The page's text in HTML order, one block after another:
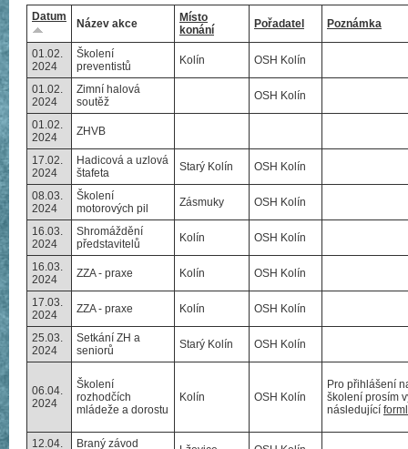
Datum
Název akce
Místo
konání
Pořadatel Poznámka
01.02.
2024
Školení
preventistů
Kolín OSH Kolín
01.02.
2024
Zimní halová
soutěž
OSH Kolín
01.02.
2024
ZHVB
17.02.
2024
Hadicová a uzlová
štafeta
Starý Kolín OSH Kolín
08.03.
2024
Školení
motorových pil
Zásmuky OSH Kolín
16.03.
2024
Shromáždění
představitelů
Kolín OSH Kolín
16.03.
2024
ZZA - praxe Kolín OSH Kolín
17.03.
2024
ZZA - praxe Kolín OSH Kolín
25.03.
2024
Setkání ZH a
seniorů
Starý Kolín OSH Kolín
06.04.
2024
Školení
rozhodčích
mládeže a dorostu
Kolín OSH Kolín
Pro přihlášení
školení prosím
následující
12.04.
Braný závod